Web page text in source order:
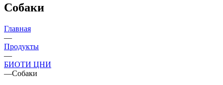
Собаки
Главная
—
Продукты
—
БИОТИ ЦНИ
—Собаки